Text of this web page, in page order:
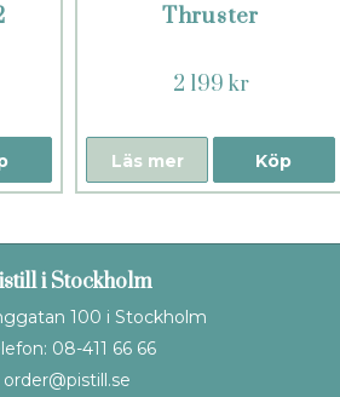
Thruster
2 199 kr
Köp
Läs mer
i Stockholm
100 i Stockholm
08-411 66 66
order@pistill.se